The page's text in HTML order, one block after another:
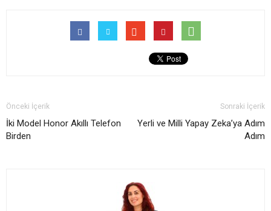
Önceki İçerik
İki Model Honor Akıllı Telefon
Birden
Sonraki İçerik
Yerli ve Milli Yapay Zeka’ya Adım
Adım